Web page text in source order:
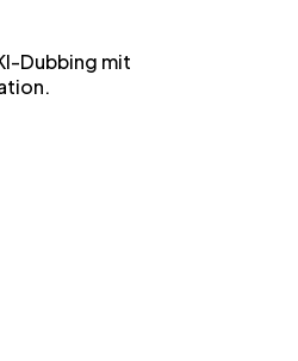
Dubbing mit